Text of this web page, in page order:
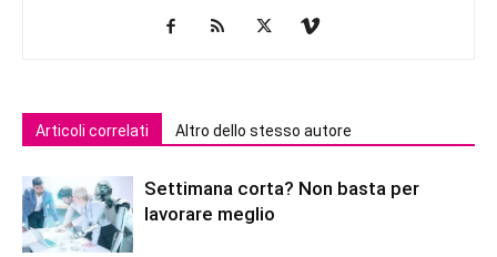
Articoli correlati Altro dello stesso autore
Settimana corta? Non basta per
lavorare meglio